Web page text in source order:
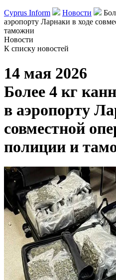
Cyprus Inform Новости
аэропорту Ларнаки в ходе
таможни
Новости
К списку новостей
14 мая 2026
Более 4 кг
в аэропорту
совместной
полиции и